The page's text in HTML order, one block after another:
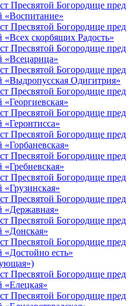
Пресвятой Богородице пред
«Воспитание»
Пресвятой Богородице пред
«Всех скорбящих Радость»
Пресвятой Богородице пред
«Всецарица»
Пресвятой Богородице пред
«Выдропусская Одигитрия»
Пресвятой Богородице пред
«Георгиевская»
Пресвятой Богородице пред
«Геронтисса»
Пресвятой Богородице пред
«Горбаневская»
Пресвятой Богородице пред
«Гребневская»
Пресвятой Богородице пред
«Грузинская»
Пресвятой Богородице пред
«Державная»
Пресвятой Богородице пред
«Донская»
Пресвятой Богородице пред
«Достойно есть»
Пресвятой Богородице пред
«Елецкая»
Пресвятой Богородице пред